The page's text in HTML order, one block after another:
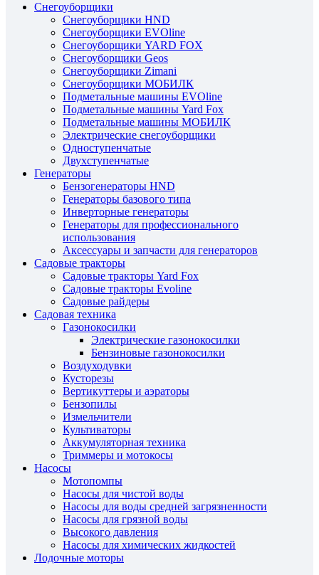
Снегоуборщики
Снегоуборщики HND
Снегоуборщики EVOline
Снегоуборщики YARD FOX
Снегоуборщики Geos
Снегоуборщики Zimani
Снегоуборщики МОБИЛК
Подметальные машины EVOline
Подметальные машины Yard Fox
Подметальные машины МОБИЛК
Электрические снегоуборщики
Одноступенчатые
Двухступенчатые
Генераторы
Бензогенераторы HND
Генераторы базового типа
Инверторные генераторы
Генераторы для профессионального
использования
Аксессуары и запчасти для генераторов
Садовые тракторы
Садовые тракторы Yard Fox
Садовые тракторы Evoline
Садовые райдеры
Садовая техника
Газонокосилки
Электрические газонокосилки
Бензиновые газонокосилки
Воздуходувки
Кусторезы
Вертикуттеры и аэраторы
Бензопилы
Измельчители
Культиваторы
Аккумуляторная техника
Триммеры и мотокосы
Насосы
Мотопомпы
Насосы для чистой воды
Насосы для воды средней загрязненности
Насосы для грязной воды
Высокого давления
Насосы для химических жидкостей
Лодочные моторы